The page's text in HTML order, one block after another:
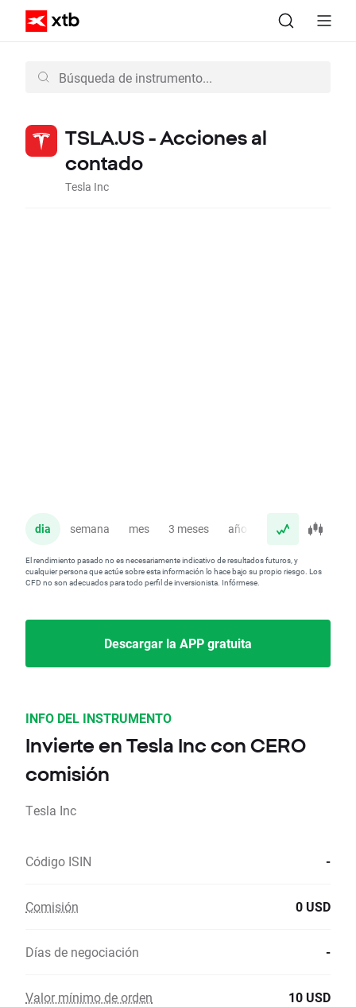
TSLA.US - Acciones al
contado
Tesla Inc
dia semana mes 3 meses año
El rendimiento pasado no es necesariamente indicativo de resultados futuros, y
cualquier persona que actúe sobre esta información lo hace bajo su propio riesgo. Los
CFD no son adecuados para todo perfil de inversionista. Infórmese.
Descargar la APP gratuita
INFO DEL INSTRUMENTO
Invierte en Tesla Inc con CERO
comisión
Tesla Inc
Código ISIN -
Comisión 0 USD
Días de negociación -
Valor mínimo de orden 10 USD